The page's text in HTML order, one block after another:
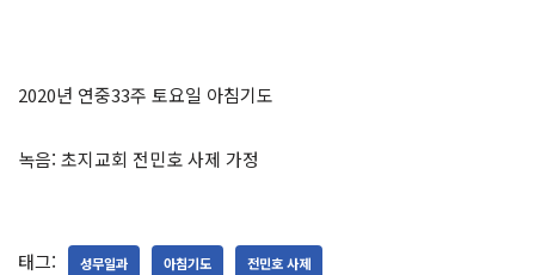
2020년 연중33주 토요일 아침기도
녹음: 초지교회 전민호 사제 가정
태그: 성무일과 아침기도 전민호 사제